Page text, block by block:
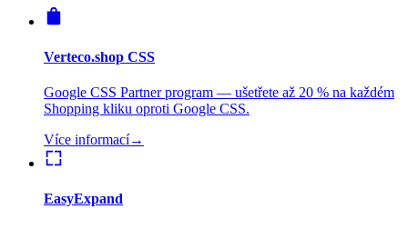
Verteco.shop CSS
Google CSS Partner program — ušetřete až 20 % na každém
Shopping kliku oproti Google CSS.
Více informací→
EasyExpand